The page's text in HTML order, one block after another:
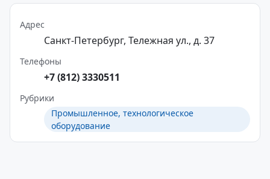
Адрес
Санкт-Петербург, Тележная ул., д. 37
Телефоны
+7 (812) 3330511
Рубрики
Промышленное, технологическое
оборудование